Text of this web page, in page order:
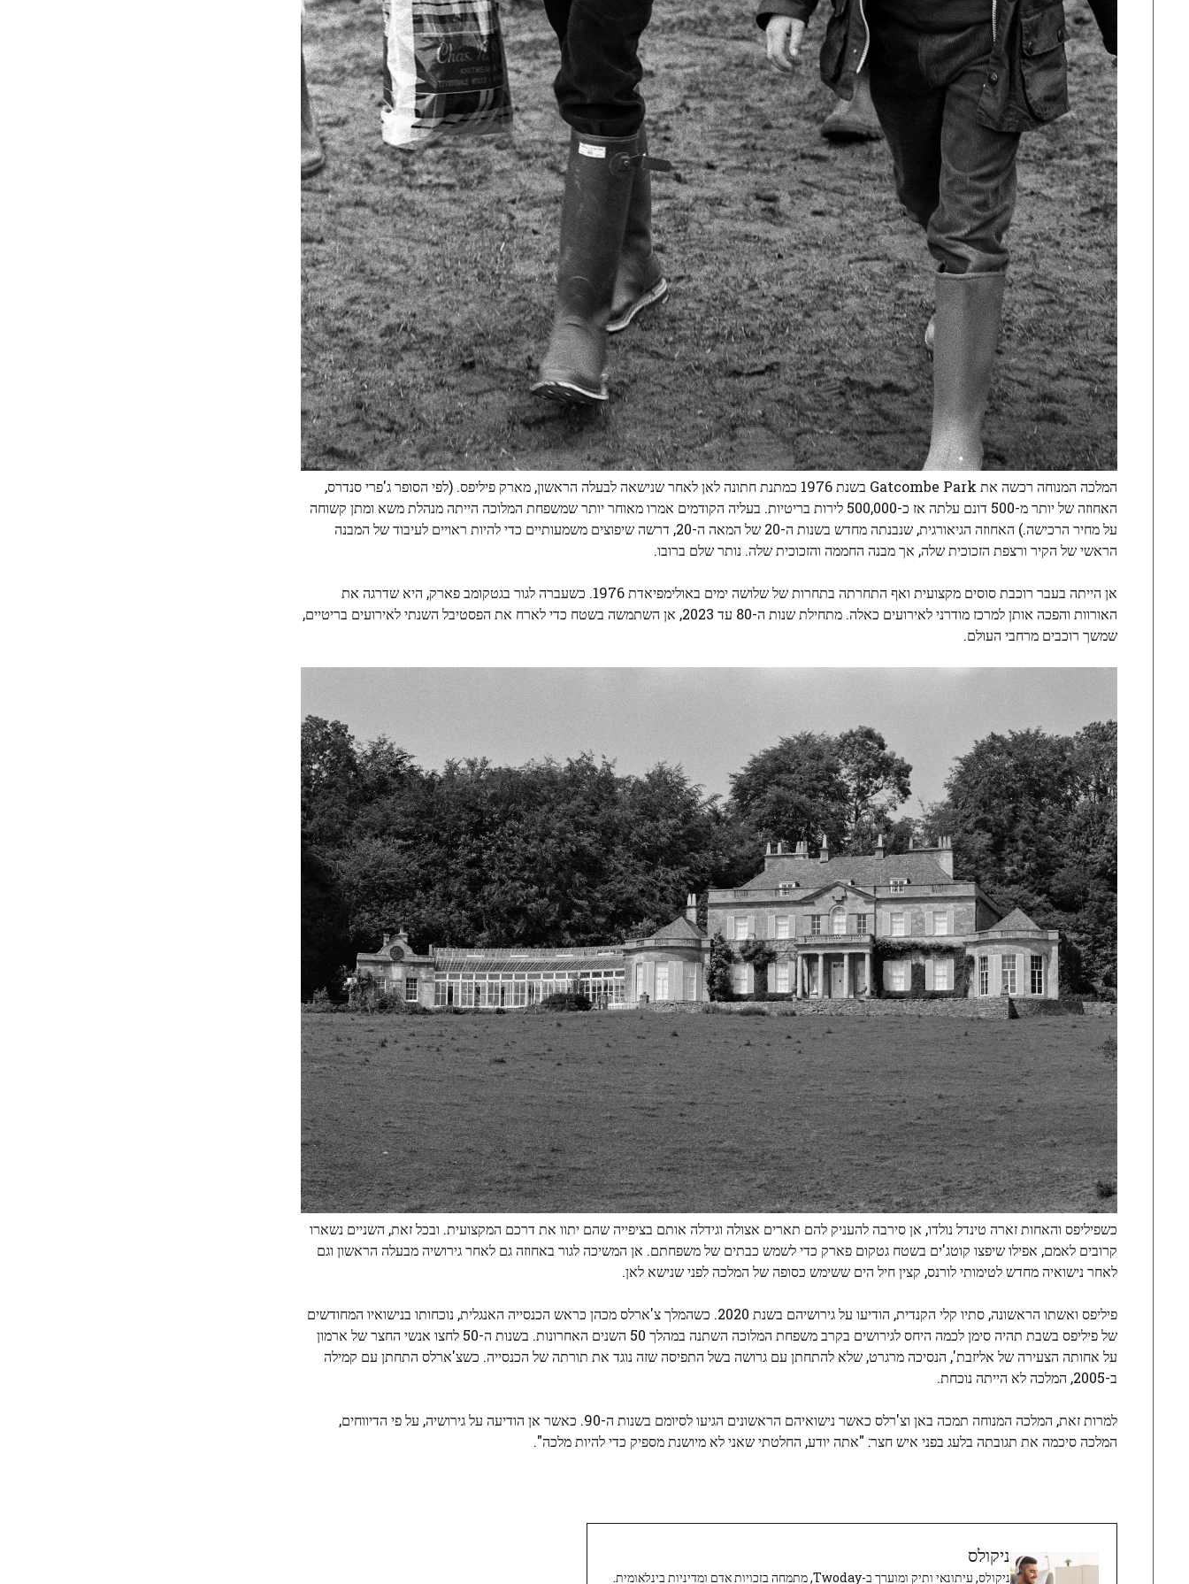
המלכה המנוחה רכשה את Gatcombe Park בשנת 1976 כמתנת חתונה לאן לאחר שנישאה לבעלה הראשון, מארק פיליפס. (לפי הסופר ג'פרי סנדרס,
האחוזה של יותר מ-500 דונם עלתה אז כ-500,000 לירות בריטיות. בעליה הקודמים אמרו מאוחר יותר שמשפחת המלוכה הייתה מנהלת משא ומתן קשוחה
על מחיר הרכישה.) האחוזה הגיאורגית, שנבנתה מחדש בשנות ה-20 של המאה ה-20, דרשה שיפוצים משמעותיים כדי להיות ראויים לעיבוד של המבנה
הראשי של הקיר ורצפת הזכוכית שלה, אך מבנה החממה והזכוכית שלה. נותר שלם ברובו.
אן הייתה בעבר רוכבת סוסים מקצועית ואף התחרתה בתחרות של שלושה ימים באולימפיאדת 1976. כשעברה לגור בגטקומב פארק, היא שדרגה את
האורוות והפכה אותן למרכז מודרני לאירועים כאלה. מתחילת שנות ה-80 עד 2023, אן השתמשה בשטח כדי לארח את הפסטיבל השנתי לאירועים בריטיים,
שמשך רוכבים מרחבי העולם.
כשפיליפס והאחות זארה טינדל נולדו, אן סירבה להעניק להם תארים אצולה וגידלה אותם בציפייה שהם יתוו את דרכם המקצועית. ובכל זאת, השניים נשארו
קרובים לאמם, אפילו שיפצו קוטג'ים בשטח גטקום פארק כדי לשמש כבתים של משפחתם. אן המשיכה לגור באחוזה גם לאחר גירושיה מבעלה הראשון וגם
לאחר נישואיה מחדש לטימותי לורנס, קצין חיל הים ששימש כסופה של המלכה לפני שנישא לאן.
פיליפס ואשתו הראשונה, סתיו קלי הקנדית, הודיעו על גירושיהם בשנת 2020. כשהמלך צ'ארלס מכהן כראש הכנסייה האנגלית, נוכחותו בנישואיו המחודשים
של פיליפס בשבת תהיה סימן לכמה היחס לגירושים בקרב משפחת המלוכה השתנה במהלך 50 השנים האחרונות. בשנות ה-50 לחצו אנשי החצר של ארמון
על אחותה הצעירה של אליזבת', הנסיכה מרגרט, שלא להתחתן עם גרושה בשל התפיסה שזה נוגד את תורתה של הכנסייה. כשצ'ארלס התחתן עם קמילה
ב-2005, המלכה לא הייתה נוכחת.
למרות זאת, המלכה המנוחה תמכה באן וצ'רלס כאשר נישואיהם הראשונים הגיעו לסיומם בשנות ה-90. כאשר אן הודיעה על גירושיה, על פי הדיווחים,
המלכה סיכמה את תגובתה בלעג בפני איש חצר: "אתה יודע, החלטתי שאני לא מיושנת מספיק כדי להיות מלכה".
ניקולס
ניקולס, עיתונאי ותיק ומוערך ב-Twoday, מתמחה בזכויות אדם ומדיניות בינלאומית.